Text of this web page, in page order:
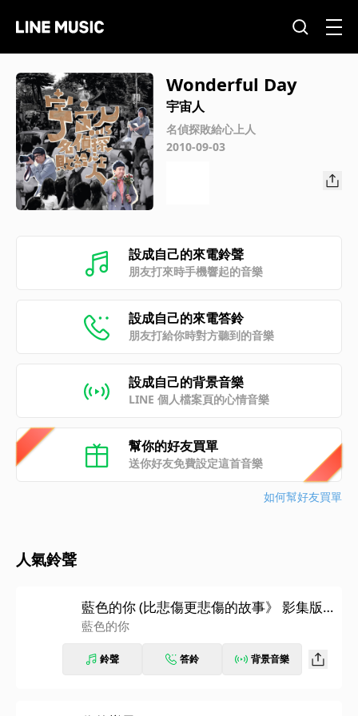
Wonderful Day
宇宙人
名偵探敗給心上人
2010-09-03
設成自己的來電鈴聲
朋友打來時手機響起的音樂
設成自己的來電答鈴
朋友打給你時對方聽到的音樂
設成自己的背景音樂
LINE 個人檔案頁的心情音樂
幫你的好友買單
送你好友免費設定這首音樂
如何幫好友買單
人氣鈴聲
藍色的你 (比悲傷更悲傷的故事》 影集版
插曲)
藍色的你
鈴聲 答鈴 背景音樂